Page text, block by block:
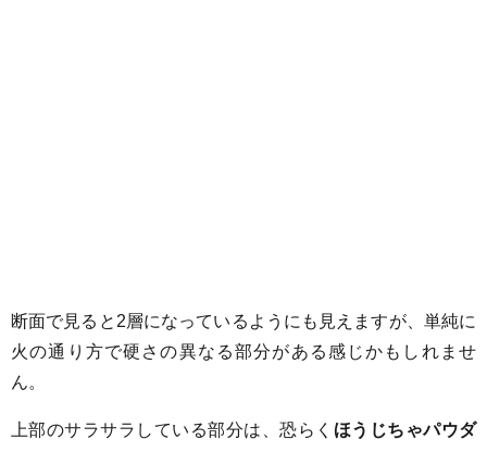
断面で見ると2層になっているようにも見えますが、単純に
火の通り方で硬さの異なる部分がある感じかもしれませ
ん。
上部のサラサラしている部分は、恐らく ほうじちゃパウダ